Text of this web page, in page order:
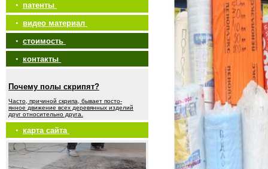
• патенты
• видео материал
• стоимость
• контакты
Почему полы скрипят?
Часто, причиной скрипа, бывает посто-
янное движение всех деревянных изделий
друг относительно друга.
• карта сайта